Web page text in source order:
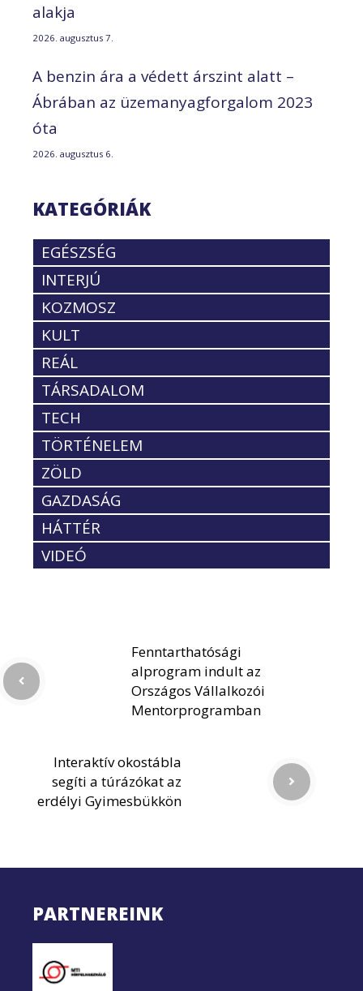
alakja
2026. augusztus 7.
A benzin ára a védett árszint alatt –
Ábrában az üzemanyagforgalom 2023
óta
2026. augusztus 6.
KATEGÓRIÁK
EGÉSZSÉG
INTERJÚ
KOZMOSZ
KULT
REÁL
TÁRSADALOM
TECH
TÖRTÉNELEM
ZÖLD
GAZDASÁG
HÁTTÉR
VIDEÓ
Fenntarthatósági
alprogram indult az
Országos Vállalkozói
Mentorprogramban
Interaktív okostábla
segíti a túrázókat az
erdélyi Gyimesbükkön
PARTNEREINK